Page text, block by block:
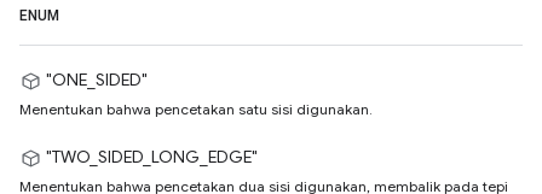
ENUM
"ONE_SIDED"
Menentukan bahwa pencetakan satu sisi digunakan.
"TWO_SIDED_LONG_EDGE"
Menentukan bahwa pencetakan dua sisi digunakan, membalik pada tepi